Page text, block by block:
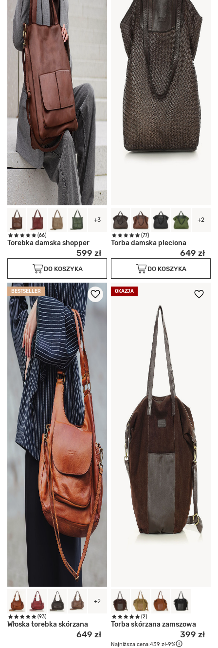
+3
(66)
Torebka damska shopper
599 zł
DO KOSZYKA
+2
(77)
Torba damska pleciona
649 zł
DO KOSZYKA
BESTSELLER
+2
(93)
Włoska torebka skórzana
649 zł
OKAZJA
(2)
Torba skórzana zamszowa
399 zł
Najniższa cena:439 zł-9%